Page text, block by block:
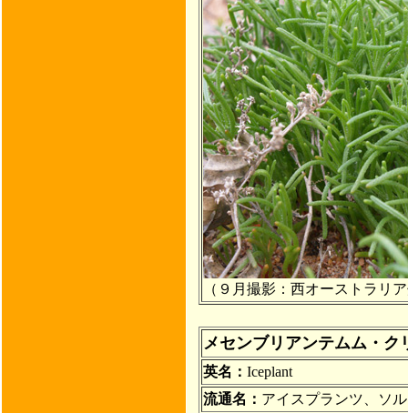
（９月撮影：西オーストラリ
メセンブリアンテムム・ク
英名： Iceplant
流通名： アイスプランツ、ソ